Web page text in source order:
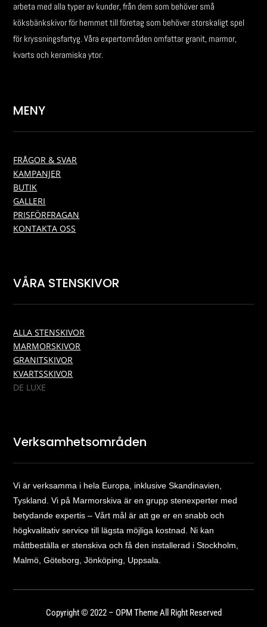
arbeta med alla typer av kunder, från dem som behöver små
köksbänkskivor för hemmet till företag som behöver storskaligt spel
för kryssningsfartyg. Våra expertområden omfattar granit, marmor,
kvarts och keramiska ytor.
MENY
FRÅGOR & SVAR
KAMPANJER
BUTIK
GALLERI
PRISFÖRFRAGAN
KONTAKTA OSS
VÅRA STENSKIVOR
ALLA STENSKIVOR
MARMORSKIVOR
GRANITSKIVOR
KVARTSSKIVOR
DE LUXE
Verksamhetsområden
Vi är verksamma i hela Europa, inklusive Skandinavien,
Tyskland. Vi på Marmorskiva är en grupp stenexperter med
betydande expertis – Vårt mål är att ge er en snabb och
högkvalitativ service till lägsta möjliga kostnad. Ni kan
måttbeställa er stenskiva och få den installerad i Stockholm,
Malmö, Göteborg, Jönköping, Uppsala.
Copyright © 2022 – OPM Theme All Right Reserved